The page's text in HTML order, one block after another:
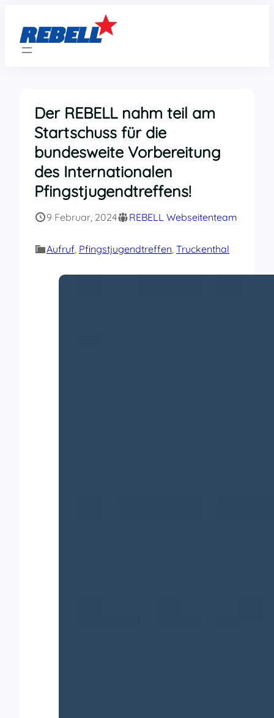
springen
Der REBELL nahm teil am
Startschuss für die
bundesweite Vorbereitung
des Internationalen
Pfingstjugendtreffens!
9 Februar, 2024 REBELL Webseitenteam
Aufruf Pfingstjugendtreffen Truckenthal